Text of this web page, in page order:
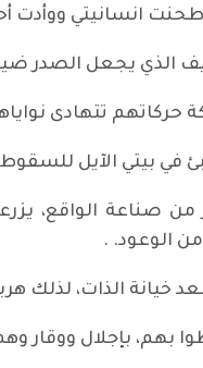
انسانيتي
الذي يجعل الصدر
حركاتهم تتهادى
في بيتي الآيل
من صناعة
الوعود. .
خيانة الذات،
بهم، بإجلال